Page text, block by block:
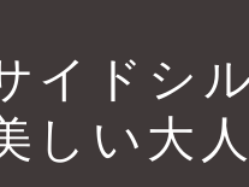
イドシ
しい大